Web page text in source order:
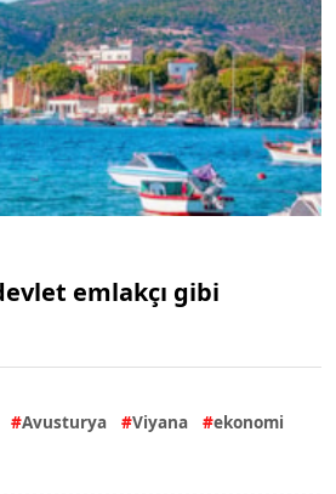
emlakçı gibi
Avusturya Viyana
ekonomi